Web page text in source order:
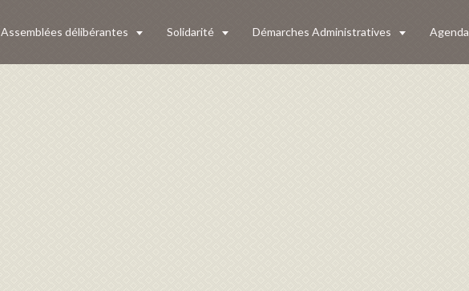
Assemblées délibérantes Solidarité Démarches Administratives Agenda